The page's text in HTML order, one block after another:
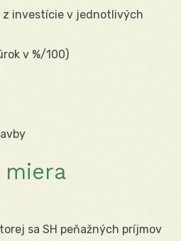
z investície v jednotlivých
v %/100)
miera
sa SH peňažných príjmov